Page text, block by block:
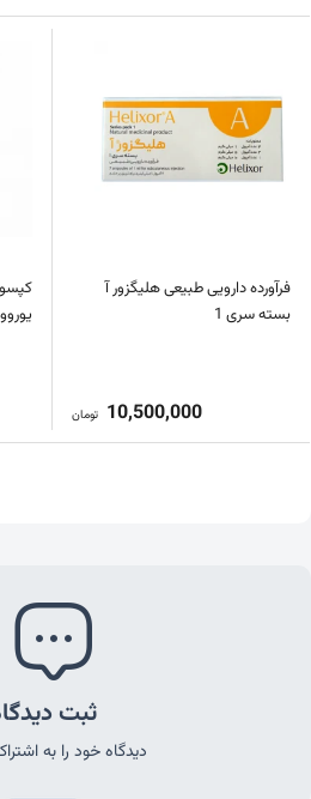
فرآورده دارویی طبیعی هلیگزور آ
بسته سری 1
10,500,000 تومان
ثبت
دیدگاه خود را به